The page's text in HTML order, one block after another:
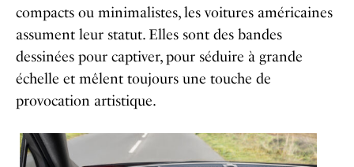
compacts ou minimalistes, les voitures américaines
assument leur statut. Elles sont des bandes
dessinées pour captiver, pour séduire à grande
échelle et mêlent toujours une touche de
provocation artistique.